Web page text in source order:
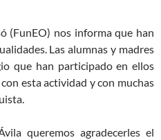
(FunEO) nos informa que han
Las alumnas y madres
que han participado en ellos
esta actividad y con muchas
queremos agradecerles el